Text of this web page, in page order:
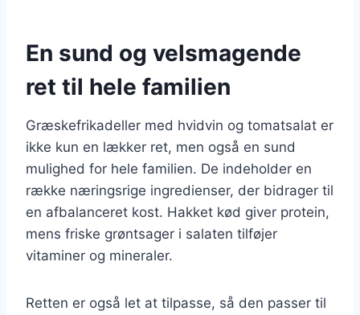
En sund og velsmagende
ret til hele familien
Græskefrikadeller med hvidvin og tomatsalat er
ikke kun en lækker ret, men også en sund
mulighed for hele familien. De indeholder en
række næringsrige ingredienser, der bidrager til
en afbalanceret kost. Hakket kød giver protein,
mens friske grøntsager i salaten tilføjer
vitaminer og mineraler.
Retten er også let at tilpasse, så den passer til